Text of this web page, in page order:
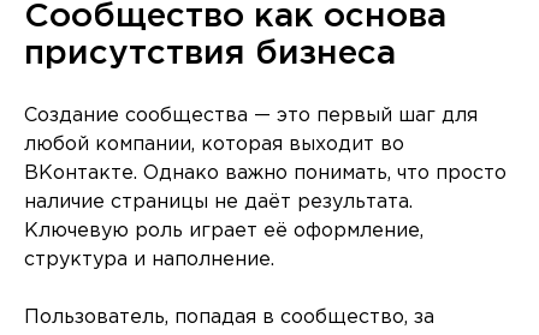
Сообщество как основа
присутствия бизнеса
Создание сообщества — это первый шаг для
любой компании, которая выходит во
ВКонтакте. Однако важно понимать, что просто
наличие страницы не даёт результата.
Ключевую роль играет её оформление,
структура и наполнение.
Пользователь, попадая в сообщество, за